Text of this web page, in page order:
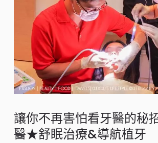
讓你不再害怕看牙醫的秘
醫★舒眠治療&導航植牙